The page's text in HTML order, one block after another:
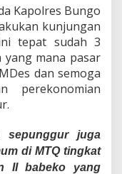
Kapolres Bungo
kunjungan
tepat sudah 3
mana pasar
dan semoga
perekonomian
juga
di MTQ tingkat
II babeko yang